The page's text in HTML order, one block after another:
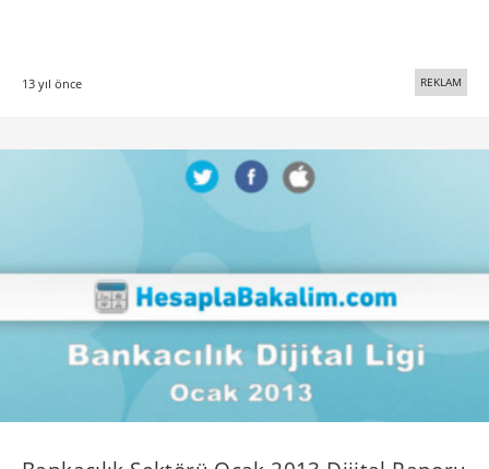
13 yıl önce REKLAM